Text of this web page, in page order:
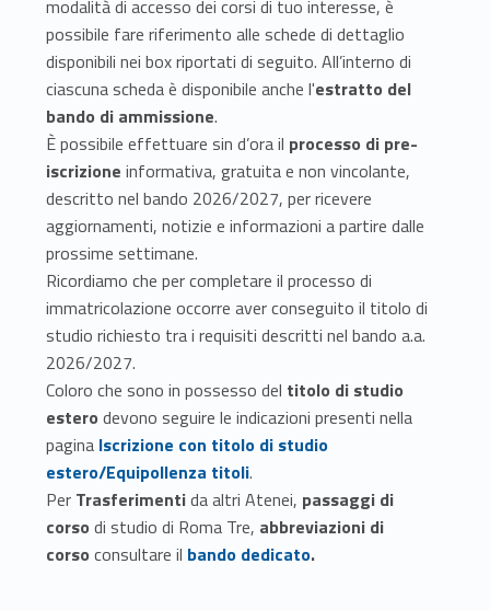
modalità di accesso dei corsi di tuo interesse, è
possibile fare riferimento alle schede di dettaglio
disponibili nei box riportati di seguito. All’interno di
ciascuna scheda è disponibile anche l'estratto del
bando di ammissione.
È possibile effettuare sin d’ora il processo di pre-
iscrizione informativa, gratuita e non vincolante,
descritto nel bando 2026/2027, per ricevere
aggiornamenti, notizie e informazioni a partire dalle
prossime settimane.
Ricordiamo che per completare il processo di
immatricolazione occorre aver conseguito il titolo di
studio richiesto tra i requisiti descritti nel bando a.a.
2026/2027.
Coloro che sono in possesso del titolo di studio
estero devono seguire le indicazioni presenti nella
pagina Iscrizione con titolo di studio
estero/Equipollenza titoli.
Per Trasferimentida altri Atenei, passaggi di
corso di studio di Roma Tre, abbreviazioni di
corso consultare il bando dedicato.